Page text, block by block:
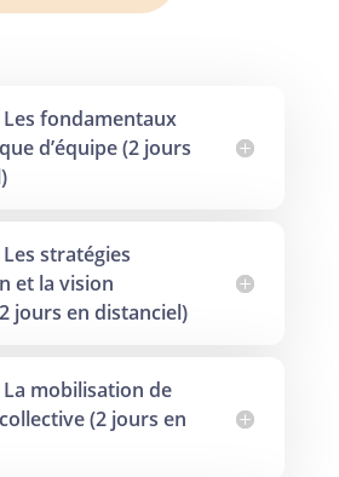
Les fondamentaux
d’équipe (2 jours
stratégies
et la vision
jours en distanciel)
mobilisation de
(2 jours en